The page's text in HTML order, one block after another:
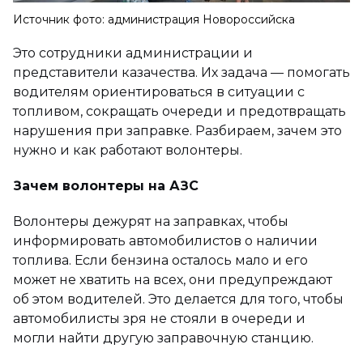
Источник фото: администрация Новороссийска
Это сотрудники администрации и
представители казачества. Их задача — помогать
водителям ориентироваться в ситуации с
топливом, сокращать очереди и предотвращать
нарушения при заправке. Разбираем, зачем это
нужно и как работают волонтеры.
Зачем волонтеры на АЗС
Волонтеры дежурят на заправках, чтобы
информировать автомобилистов о наличии
топлива. Если бензина осталось мало и его
может не хватить на всех, они предупреждают
об этом водителей. Это делается для того, чтобы
автомобилисты зря не стояли в очереди и
могли найти другую заправочную станцию.